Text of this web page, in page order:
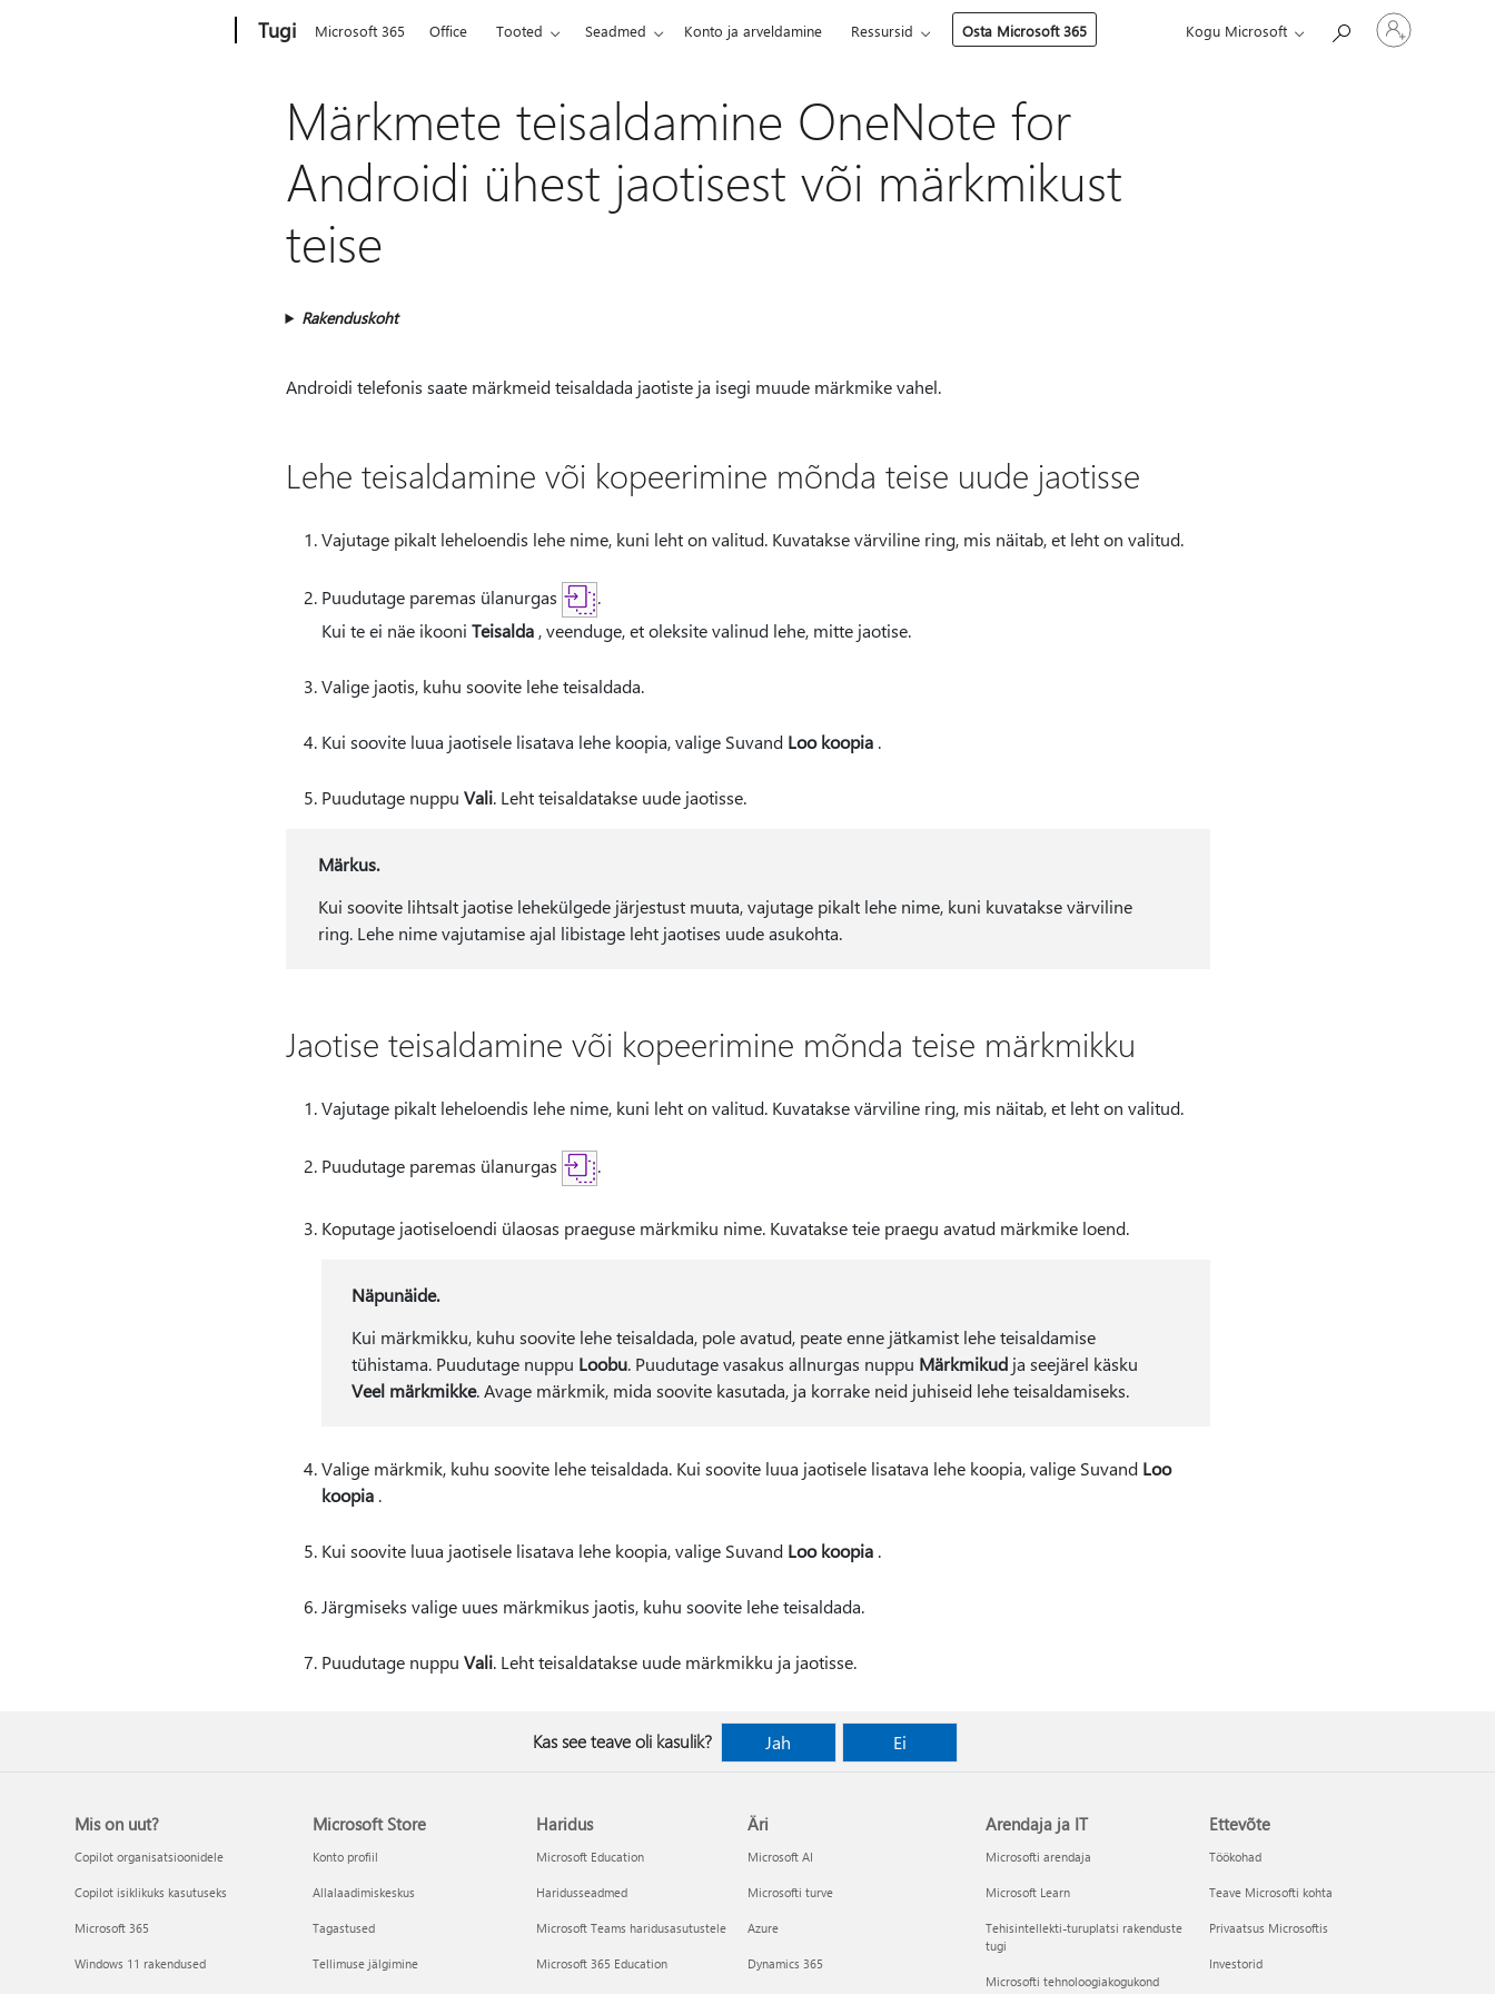
Tugi Microsoft 365 Office Tooted Seadmed Konto ja arveldamine Ressursid Osta Microsoft 365 Kogu Microsoft
Logige
sisse
oma
Märkmete teisaldamine OneNote for
Androidi ühest jaotisest või märkmikust
teise
Rakenduskoht
Androidi telefonis saate märkmeid teisaldada jaotiste ja isegi muude märkmike vahel.
Lehe teisaldamine või kopeerimine mõnda teise uude jaotisse
Vajutage pikalt leheloendis lehe nime, kuni leht on valitud. Kuvatakse värviline ring, mis näitab, et leht on valitud.
Puudutage paremas ülanurgas
.
Kui te ei näe ikooni Teisalda, veenduge, et oleksite valinud lehe, mitte jaotise.
Valige jaotis, kuhu soovite lehe teisaldada.
Kui soovite luua jaotisele lisatava lehe koopia, valige Suvand Loo koopia.
Puudutage nuppu Vali. Leht teisaldatakse uude jaotisse.
Märkus.
Kui soovite lihtsalt jaotise lehekülgede järjestust muuta, vajutage pikalt lehe nime, kuni kuvatakse värviline
ring. Lehe nime vajutamise ajal libistage leht jaotises uude asukohta.
Jaotise teisaldamine või kopeerimine mõnda teise märkmikku
Vajutage pikalt leheloendis lehe nime, kuni leht on valitud. Kuvatakse värviline ring, mis näitab, et leht on valitud.
Puudutage paremas ülanurgas .
Koputage jaotiseloendi ülaosas praeguse märkmiku nime. Kuvatakse teie praegu avatud märkmike loend.
Näpunäide.
Kui märkmikku, kuhu soovite lehe teisaldada, pole avatud, peate enne jätkamist lehe teisaldamise
tühistama. Puudutage nuppu Loobu. Puudutage vasakus allnurgas nuppu Märkmikud ja seejärel käsku
Veel märkmikke. Avage märkmik, mida soovite kasutada, ja korrake neid juhiseid lehe teisaldamiseks.
Valige märkmik, kuhu soovite lehe teisaldada. Kui soovite luua jaotisele lisatava lehe koopia, valige Suvand Loo
koopia.
Kui soovite luua jaotisele lisatava lehe koopia, valige Suvand Loo koopia.
Järgmiseks valige uues märkmikus jaotis, kuhu soovite lehe teisaldada.
Puudutage nuppu Vali. Leht teisaldatakse uude märkmikku ja jaotisse.
Kas see teave oli kasulik? Jah Ei
Mis on uut?
Copilot organisatsioonidele
Copilot isiklikuks kasutuseks
Microsoft 365
Windows 11 rakendused
Microsoft Store
Konto profiil
Allalaadimiskeskus
Tagastused
Tellimuse jälgimine
Haridus
Microsoft Education
Haridusseadmed
Microsoft Teams haridusasutustele
Microsoft 365 Education
Äri
Microsoft AI
Microsofti turve
Azure
Dynamics 365
Arendaja ja IT
Microsofti arendaja
Microsoft Learn
Tehisintellekti-turuplatsi rakenduste
tugi
Microsofti tehnoloogiakogukond
Ettevõte
Töökohad
Teave Microsofti kohta
Privaatsus Microsoftis
Investorid